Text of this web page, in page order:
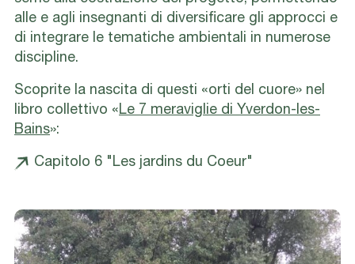
alle e agli insegnanti di diversificare gli approcci e
di integrare le tematiche ambientali in numerose
discipline.
Scoprite la nascita di questi «orti del cuore» nel
libro collettivo «Le 7 meraviglie di Yverdon-les-
Bains»:
Capitolo 6 "Les jardins du Coeur"